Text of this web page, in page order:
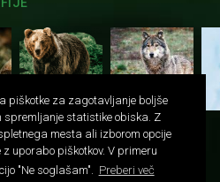
piškotke za zagotavljanje boljše
spremljanje statistike obiska. Z
mesta ali izborom opcije
uporabo piškotkov. V primeru
"Ne soglašam".
Preberi več